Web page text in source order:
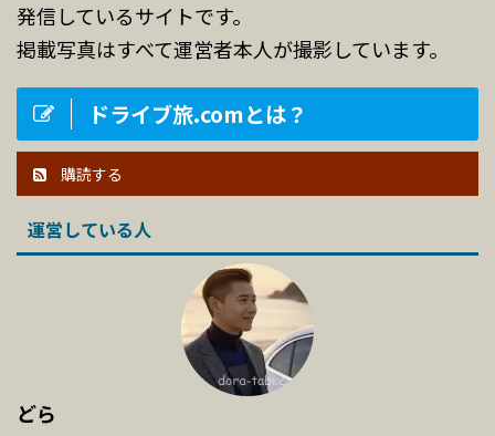
発信しているサイトです。
掲載写真はすべて運営者本人が撮影しています。
ドライブ旅.comとは？
購読する
運営している人
どら